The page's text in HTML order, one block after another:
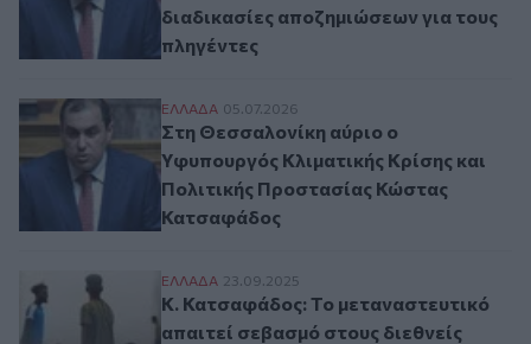
διαδικασίες αποζημιώσεων για τους
πληγέντες
Στη Θεσσαλονίκη αύριο ο Υφυπουργός
ΕΛΛAΔΑ 05.07.2026
Στη Θεσσαλονίκη αύριο ο
Υφυπουργός Κλιματικής Κρίσης και
Πολιτικής Προστασίας Κώστας
Κατσαφάδος
Κ. Κατσαφάδος: Το μεταναστευτικό
ΕΛΛAΔΑ 23.09.2025
Κ. Κατσαφάδος: Το μεταναστευτικό
απαιτεί σεβασμό στους διεθνείς